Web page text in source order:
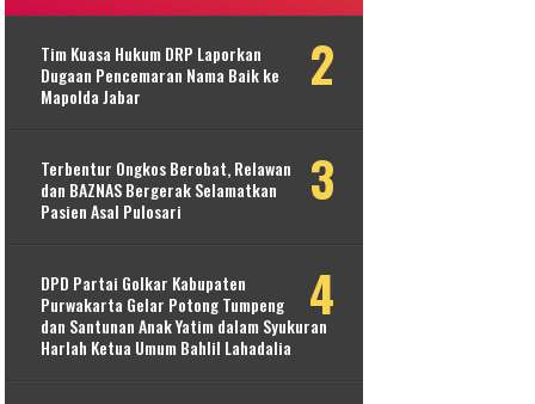
Tim Kuasa Hukum DRP Laporkan
Dugaan Pencemaran Nama Baik ke
Mapolda Jabar
Terbentur Ongkos Berobat, Relawan
dan BAZNAS Bergerak Selamatkan
Pasien Asal Pulosari
DPD Partai Golkar Kabupaten
Purwakarta Gelar Potong Tumpeng
dan Santunan Anak Yatim dalam Syukuran
Harlah Ketua Umum Bahlil Lahadalia